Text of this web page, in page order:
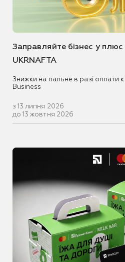
Заправляйте бізнес у
UKRNAFTA
Знижки на пальне в разі оплати
Business
з 13 липня 2026
до 13 жовтня 2026